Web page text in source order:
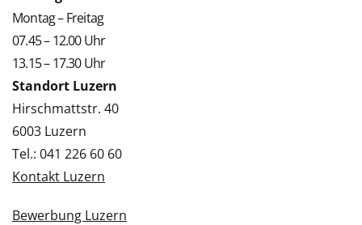
Montag – Freitag
07.45 – 12.00 Uhr
13.15 – 17.30 Uhr
Standort Luzern
Hirschmattstr. 40
6003 Luzern
Tel.: 041 226 60 60
Kontakt Luzern
Bewerbung Luzern